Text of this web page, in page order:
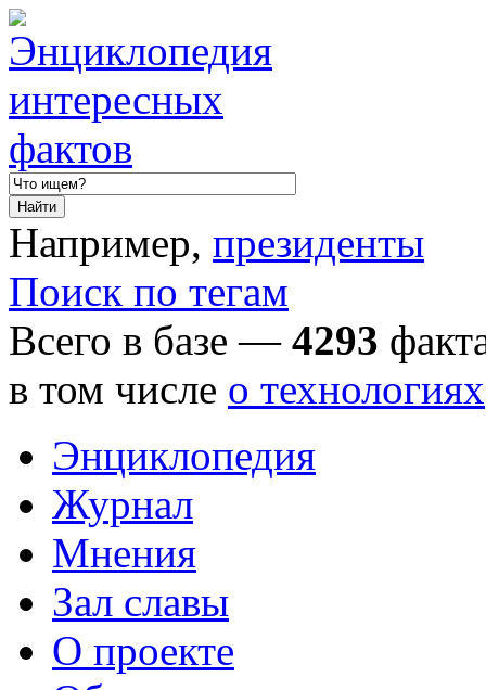
Например, президенты
Поиск по тегам
Всего в базе — 4293
в том числе о технологиях
Энциклопедия
Журнал
Мнения
Зал славы
О проекте